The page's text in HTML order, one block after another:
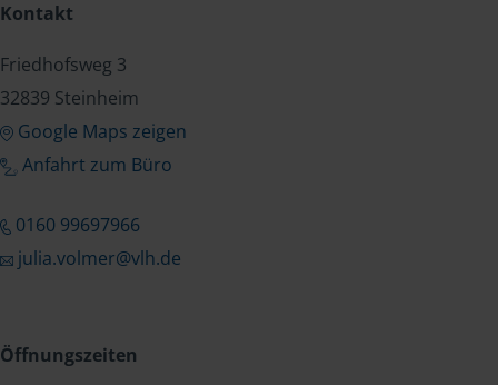
Kontakt
Friedhofsweg 3
32839 Steinheim
Google Maps zeigen
Anfahrt zum Büro
0160 99697966
julia.volmer@vlh.de
Öffnungszeiten